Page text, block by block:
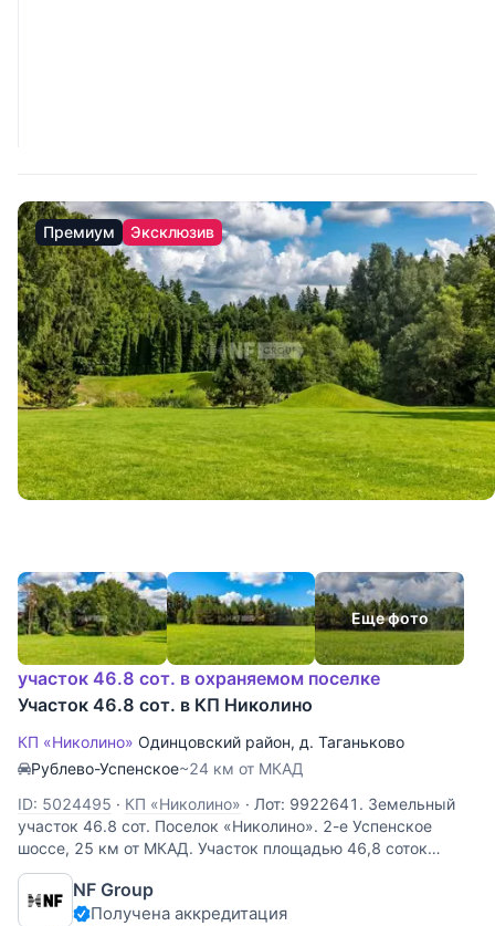
Премиум Эксклюзив
Еще фото
участок 46.8 сот. в охраняемом поселке
Участок 46.8 сот. в КП Николино
КП «Николино» Одинцовский район, д. Таганьково
Рублево-Успенское~24 км от МКАД
ID: 5024495 · КП «Николино» · Лот: 9922641. Земельный
участок 46.8 cот. Поселок «Николино». 2-е Успенское
шоссе, 25 км от МКАД. Участок площадью 46,8 соток
предоставляет обширное пространство для реализации
ваших архитектурных идей. Полевой тип местности
обеспечивает открытость
NF Group
Получена аккредитация